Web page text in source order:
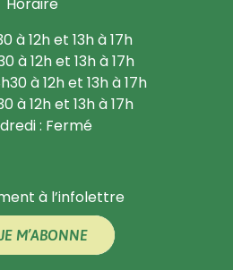
à 12h et 13h à 17h
à 12h et 13h à 17h
à 12h et 13h à 17h
à 12h et 13h à 17h
: Fermé
à l’infolettre
JE M’ABONNE